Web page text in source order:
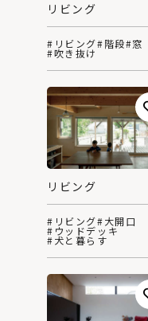
リビング
#リビング#階段#窓
#吹き抜け
リビング
#リビング#大開口
#ウッドデッキ
#犬と暮らす